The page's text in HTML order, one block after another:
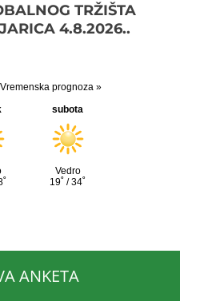
TRŽIŠTA
4.8.2026..
ANKETA